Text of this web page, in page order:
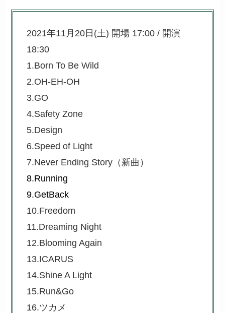
2021年11月20日(土) 開場 17:00 / 開演
18:30
1.Born To Be Wild
2.OH-EH-OH
3.GO
4.Safety Zone
5.Design
6.Speed of Light
7.Never Ending Story（新曲）
8.Running
9.GetBack
10.Freedom
11.Dreaming Night
12.Blooming Again
13.ICARUS
14.Shine A Light
15.Run&Go
16.ツカメ